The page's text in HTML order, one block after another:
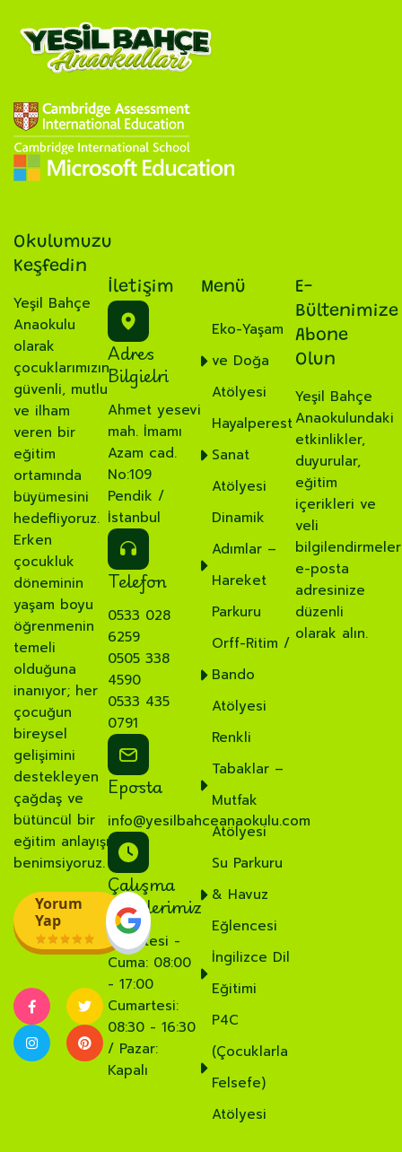
Okulumuzu
Keşfedin
Yeşil Bahçe
Anaokulu
olarak
çocuklarımızın
güvenli, mutlu
ve ilham
veren bir
eğitim
ortamında
büyümesini
hedefliyoruz.
Erken
çocukluk
döneminin
yaşam boyu
öğrenmenin
temeli
olduğuna
inanıyor; her
çocuğun
bireysel
gelişimini
destekleyen
çağdaş ve
bütüncül bir
eğitim anlayışı
benimsiyoruz.
Yorum
Yap
İletişim
Adres
Bilgielri
Ahmet yesevi
mah. İmamı
Azam cad.
No:109
Pendik /
İstanbul
Telefon
0533 028
6259
0505 338
4590
0533 435
0791
Eposta
info@yesilbahceanaokulu.com
Çalışma
Saatlerimiz
Pazartesi -
Cuma: 08:00
- 17:00
Cumartesi:
08:30 - 16:30
/ Pazar:
Kapalı
Menü
Eko-Yaşam
ve Doğa
Atölyesi
Hayalperest
Sanat
Atölyesi
Dinamik
Adımlar –
Hareket
Parkuru
Orff-Ritim /
Bando
Atölyesi
Renkli
Tabaklar –
Mutfak
Atölyesi
Su Parkuru
& Havuz
Eğlencesi
İngilizce Dil
Eğitimi
P4C
(Çocuklarla
Felsefe)
Atölyesi
E-
Bültenimize
Abone
Olun
Yeşil Bahçe
Anaokulundaki
etkinlikler,
duyurular,
eğitim
içerikleri ve
veli
e-posta
adresinize
düzenli
olarak alın.